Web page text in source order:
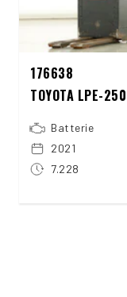
176638
TOYOTA LPE-250
Batterie
2021
7.228